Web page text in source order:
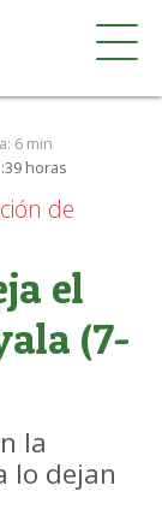
6 min
horas
de
el
(7-
la
lo dejan